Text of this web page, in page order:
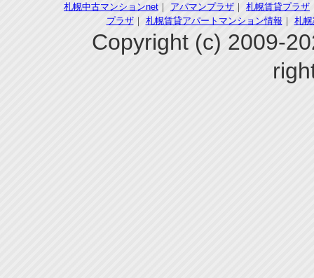
札幌中古マンションnet ｜ アパマンプラザ ｜ 札幌賃貸プラザ
プラザ｜ 札幌賃貸アパートマンション情報 ｜ 札
Copyright (c) 2009-